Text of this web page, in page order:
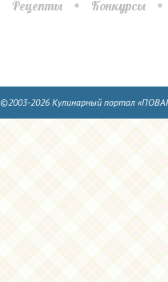
Рецепты Конкурсы
©2003-2026 Кулинарный портал